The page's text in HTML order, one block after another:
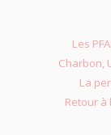
Les
Charbon,
La
Retour à